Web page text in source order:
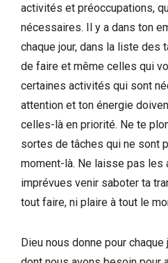
activités et préoccupations,
nécessaires. Il y a dans ton
chaque jour, dans la liste des
de faire et même celles qui
certaines activités qui sont
attention et ton énergie
celles-là en priorité. Ne te
sortes de tâches qui ne sont
moment-là. Ne laisse pas les
imprévues venir saboter ta
tout faire, ni plaire à tout le
Dieu nous donne pour chaque